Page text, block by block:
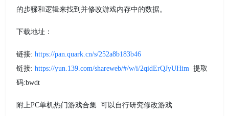
的步骤和逻辑来找到并修改游戏内存中的数据。
下载地址：
链接: https://pan.quark.cn/s/252a8b183b46
链接: https://yun.139.com/shareweb/#/w/i/2qidErQJyUHim 提取
码:bwdt
附上PC单机热门游戏合集 可以自行研究修改游戏